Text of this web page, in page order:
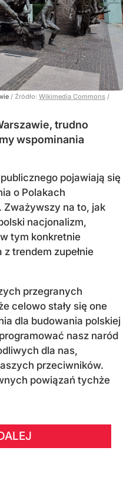
/ Źródło: Wikimedia Commons /
trudno
wspominania
pojawiają się
o Polakach
na to, jak
nacjonalizm,
tym konkretnie
trendem zupełnie
przegranych
celowo stały się one
dla budowania polskiej
nasz naród
dla nas,
przeciwników.
powiązań tychże